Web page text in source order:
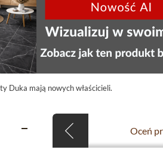
Duka mają nowych właścicieli.
Oceń